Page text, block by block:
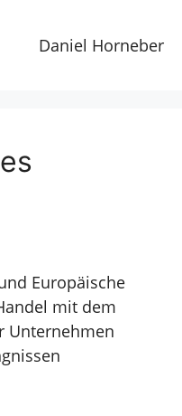
Daniel Horneber
Europäische
mit dem
Unternehmen